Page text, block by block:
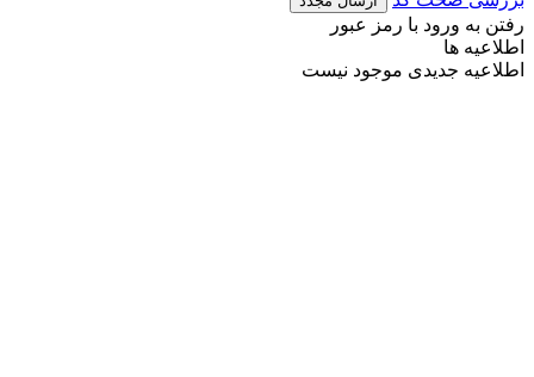
رفتن به ورود با رمز عبور
اطلاعیه ها
اطلاعیه جدیدی موجود نیست